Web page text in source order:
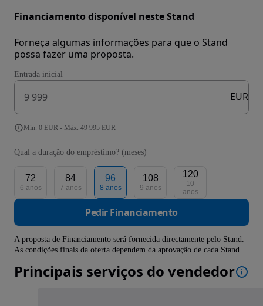
Financiamento disponível neste Stand
Forneça algumas informações para que o Stand
possa fazer uma proposta.
Entrada inicial
EUR
Mín. 0 EUR - Máx. 49 995 EUR
Qual a duração do empréstimo? (meses)
72
6 anos
84
7 anos
96
8 anos
108
9 anos
120
10
anos
Pedir Financiamento
A proposta de Financiamento será fornecida directamente pelo Stand.
As condições finais da oferta dependem da aprovação de cada Stand.
Principais serviços do vendedor